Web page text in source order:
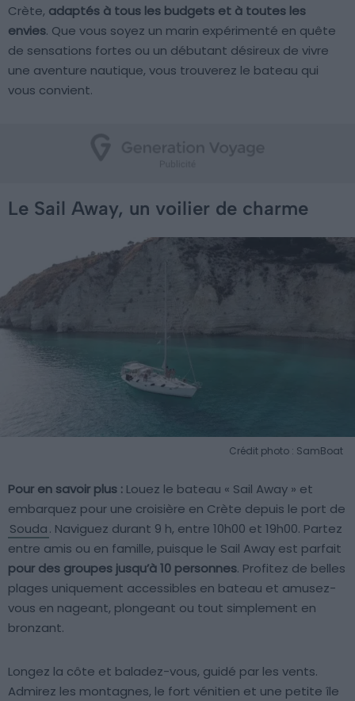
Crète, adaptés à tous les budgets et à toutes les
envies. Que vous soyez un marin expérimenté en quête
de sensations fortes ou un débutant désireux de vivre
une aventure nautique, vous trouverez le bateau qui
vous convient.
Le Sail Away, un voilier de charme
Crédit photo : SamBoat
Pour en savoir plus : Louez le bateau « Sail Away » et
embarquez pour une croisière en Crète depuis le port de
Souda. Naviguez durant 9 h, entre 10h00 et 19h00. Partez
entre amis ou en famille, puisque le Sail Away est parfait
pour des groupes jusqu’à 10 personnes. Profitez de belles
plages uniquement accessibles en bateau et amusez-
vous en nageant, plongeant ou tout simplement en
bronzant.
Longez la côte et baladez-vous, guidé par les vents.
Admirez les montagnes, le fort vénitien et une petite île